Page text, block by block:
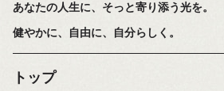
あなたの人生に、そっと寄り添う光を。
健やかに、自由に、自分らしく。
トップ